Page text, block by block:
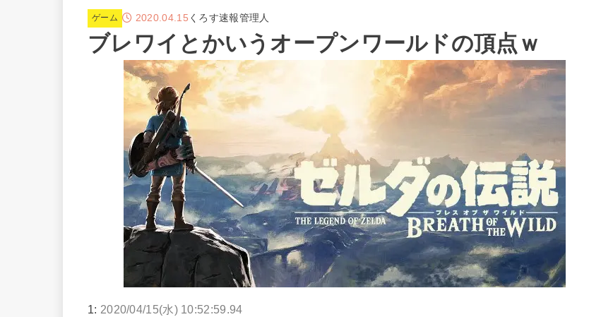
ゲーム 2020.04.15 くろす速報管理人
ブレワイとかいうオープンワールドの頂点ｗ
1: 2020/04/15(水) 10:52:59.94